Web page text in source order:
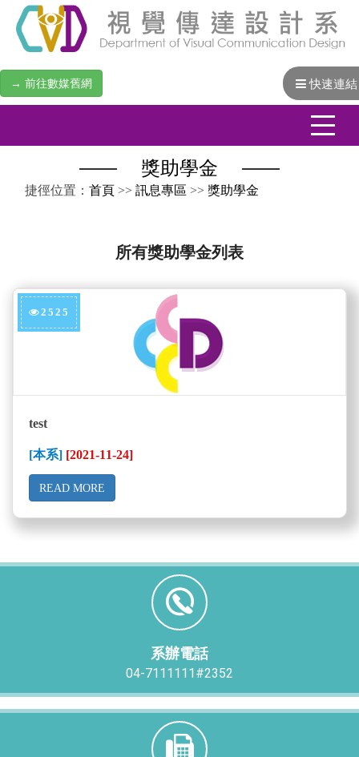
→ 前往數媒舊網
獎助學金
捷徑位置： 首頁 >> 訊息專區 >> 獎助學金
所有獎助學金列表
2525
test
[本系] [2021-11-24]
READ MORE
系辦電話
04-7111111#2352
快速連結